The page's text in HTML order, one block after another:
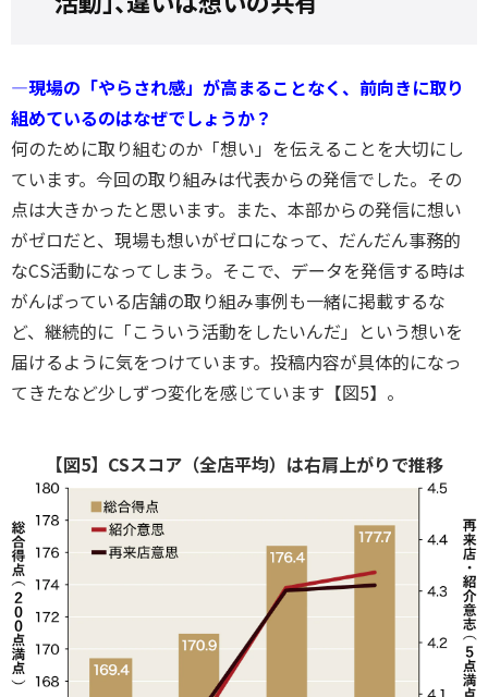
―現場の「やらされ感」が高まることなく、前向きに取り
組めているのはなぜでしょうか？
何のために取り組むのか「想い」を伝えることを大切にし
ています。今回の取り組みは代表からの発信でした。その
点は大きかったと思います。また、本部からの発信に想い
がゼロだと、現場も想いがゼロになって、だんだん事務的
なCS活動になってしまう。そこで、データを発信する時は
がんばっている店舗の取り組み事例も一緒に掲載するな
ど、継続的に「こういう活動をしたいんだ」という想いを
届けるように気をつけています。投稿内容が具体的になっ
てきたなど少しずつ変化を感じています【図5】。
【図5】CSスコア（全店平均）は右肩上がりで推移